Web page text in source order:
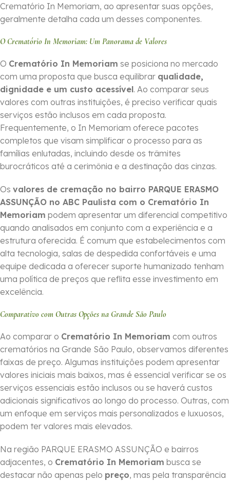
Crematório In Memoriam, ao apresentar suas opções,
geralmente detalha cada um desses componentes.
O Crematório In Memoriam: Um Panorama de Valores
O Crematório In Memoriam se posiciona no mercado
com uma proposta que busca equilibrar qualidade,
dignidade e um custo acessível. Ao comparar seus
valores com outras instituições, é preciso verificar quais
serviços estão inclusos em cada proposta.
Frequentemente, o In Memoriam oferece pacotes
completos que visam simplificar o processo para as
famílias enlutadas, incluindo desde os trâmites
burocráticos até a cerimônia e a destinação das cinzas.
Os valores de cremação no bairro PARQUE ERASMO
ASSUNÇÃO no ABC Paulista com o Crematório In
Memoriam podem apresentar um diferencial competitivo
quando analisados em conjunto com a experiência e a
estrutura oferecida. É comum que estabelecimentos com
alta tecnologia, salas de despedida confortáveis e uma
equipe dedicada a oferecer suporte humanizado tenham
uma política de preços que reflita esse investimento em
excelência.
Comparativo com Outras Opções na Grande São Paulo
Ao comparar o Crematório In Memoriam com outros
crematórios na Grande São Paulo, observamos diferentes
faixas de preço. Algumas instituições podem apresentar
valores iniciais mais baixos, mas é essencial verificar se os
serviços essenciais estão inclusos ou se haverá custos
adicionais significativos ao longo do processo. Outras, com
um enfoque em serviços mais personalizados e luxuosos,
podem ter valores mais elevados.
Na região PARQUE ERASMO ASSUNÇÃO e bairros
adjacentes, o Crematório In Memoriam busca se
destacar não apenas pelo preço, mas pela transparência